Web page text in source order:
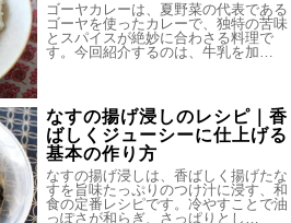
ゴーヤカレーは、夏野菜の代表である
ゴーヤを使ったカレーで、独特の苦味
とスパイスが絶妙に合わさる料理で
す。今回紹介するのは、牛乳を加…
なすの揚げ浸しのレシピ｜香
ばしくジューシーに仕上げる
基本の作り方
なすの揚げ浸しは、香ばしく揚げたな
すを旨味たっぷりのつけ汁に浸す、和
食の定番レシピです。冷やすことで油
っぽさが和らぎ、さっぱりとし…